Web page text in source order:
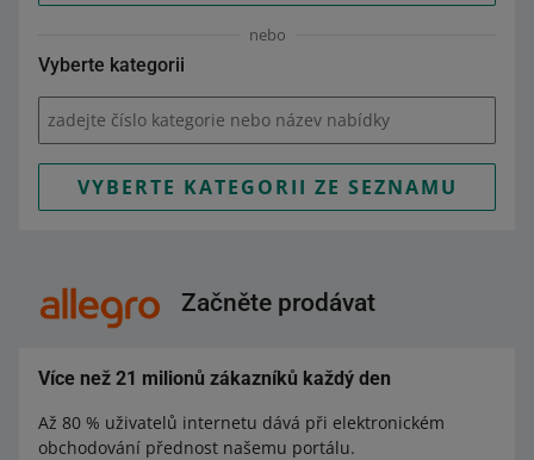
nebo
Vyberte kategorii
zadejte číslo kategorie nebo název nabídky
VYBERTE KATEGORII ZE SEZNAMU
Začněte prodávat
Více než 21 milionů zákazníků každý den
Až 80 % uživatelů internetu dává při elektronickém
obchodování přednost našemu portálu.